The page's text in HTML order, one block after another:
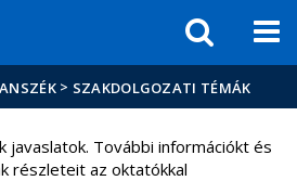
> SZAKDOLGOZATI TÉMÁK
javaslatok. További információkt és
részleteit az oktatókkal